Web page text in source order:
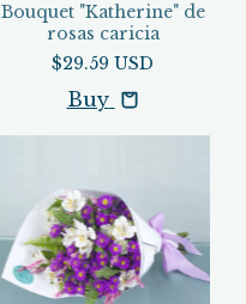
Bouquet "Katherine" de
rosas caricia
$29.59 USD
Buy